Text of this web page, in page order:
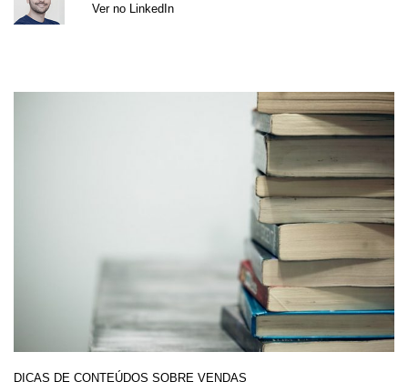
Ver no LinkedIn
DICAS DE CONTEÚDOS SOBRE VENDAS